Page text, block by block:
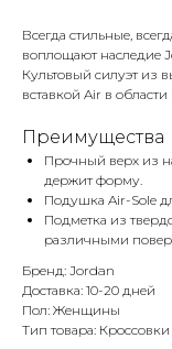
Всегда стильные,
воплощают наследие
Культовый силуэт из
вставкой Air в области
Преимущества
Прочный верх из
держит форму.
Подушка Air-Sole
Подметка из
различными
Бренд: Jordan
Доставка: 10-20 дней
Пол: Женщины
Тип товара: Кроссовки